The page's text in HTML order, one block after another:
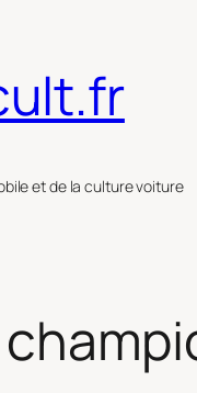
et de la culture voiture